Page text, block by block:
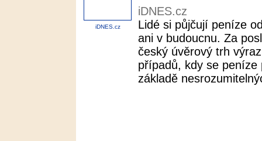
iDNES.cz
iDNES.cz
Lidé si půjčují peníze
ani v budoucnu. Za
český úvěrový trh
případů, kdy se peníze
základě